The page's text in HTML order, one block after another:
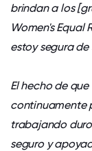
brindan a los
Women's Equal
estoy segura
El hecho de
continuamente
trabajando
seguro y